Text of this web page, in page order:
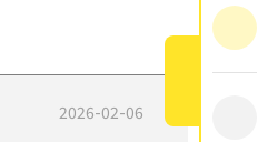
2026-02-06